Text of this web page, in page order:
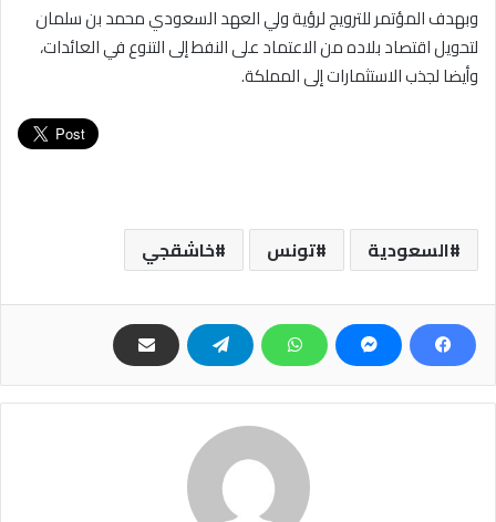
وبهدف المؤتمر للترويج لرؤية ولي العهد السعودي محمد بن سلمان
لتحويل اقتصاد بلاده من الاعتماد على النفط إلى التنوع في العائدات،
وأيضا لجذب الاستثمارات إلى المملكة.
السعودية تونس خاشقجي